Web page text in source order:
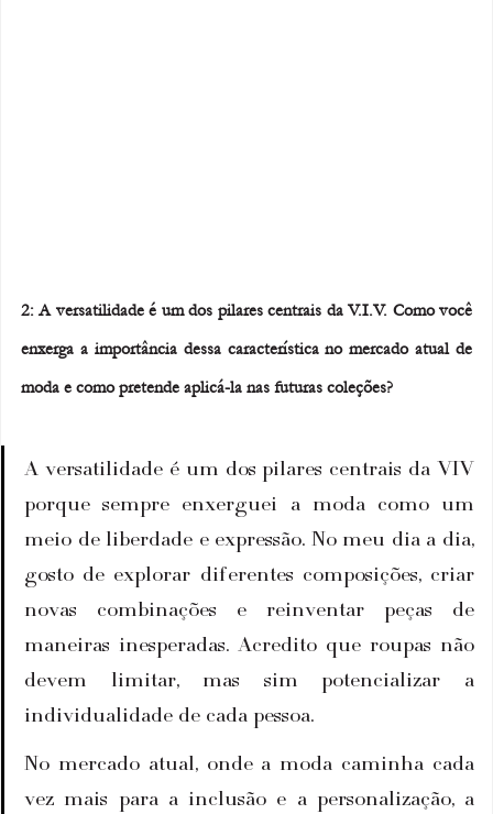
2: A versatilidade é um dos pilares centrais da V.I.V. Como você
enxerga a importância dessa característica no mercado atual de
moda e como pretende aplicá-la nas futuras coleções?
A versatilidade é um dos pilares centrais da VIV
porque sempre enxerguei a moda como um
meio de liberdade e expressão. No meu dia a dia,
gosto de explorar diferentes composições, criar
novas combinações e reinventar peças de
maneiras inesperadas. Acredito que roupas não
devem limitar, mas sim potencializar a
individualidade de cada pessoa.
No mercado atual, onde a moda caminha cada
vez mais para a inclusão e a personalização, a